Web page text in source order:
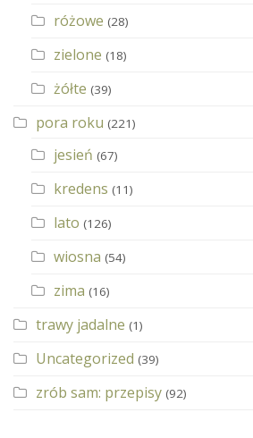
różowe (28)
zielone (18)
żółte (39)
pora roku (221)
jesień (67)
kredens (11)
lato (126)
wiosna (54)
zima (16)
trawy jadalne (1)
Uncategorized (39)
zrób sam: przepisy (92)